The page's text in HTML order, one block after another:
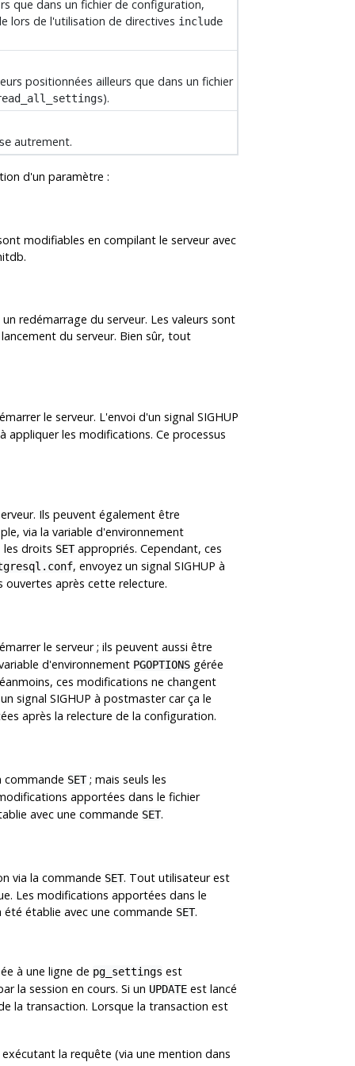
que dans un fichier de configuration,
lors de l'utilisation de directives include
positionnées ailleurs que dans un fichier
).
autrement.
d'un paramètre :
modifiables en compilant le serveur avec
.
redémarrage du serveur. Les valeurs sont
du serveur. Bien sûr, tout
le serveur. L'envoi d'un signal SIGHUP
appliquer les modifications. Ce processus
Ils peuvent également être
via la variable d'environnement
les droits SETappropriés. Cependant, ces
, envoyez un signal SIGHUP à
ouvertes après cette relecture.
le serveur ; ils peuvent aussi être
d'environnement PGOPTIONS gérée
ces modifications ne changent
signal SIGHUP à postmaster car ça le
après la relecture de la configuration.
commande SET; mais seuls les
apportées dans le fichier
avec une commande SET.
via la commande SET. Tout utilisateur est
Les modifications apportées dans le
établie avec une commande SET.
à une ligne de pg_settings est
la session en cours. Si un UPDATE est lancé
la transaction. Lorsque la transaction est
la requête (via une mention dans